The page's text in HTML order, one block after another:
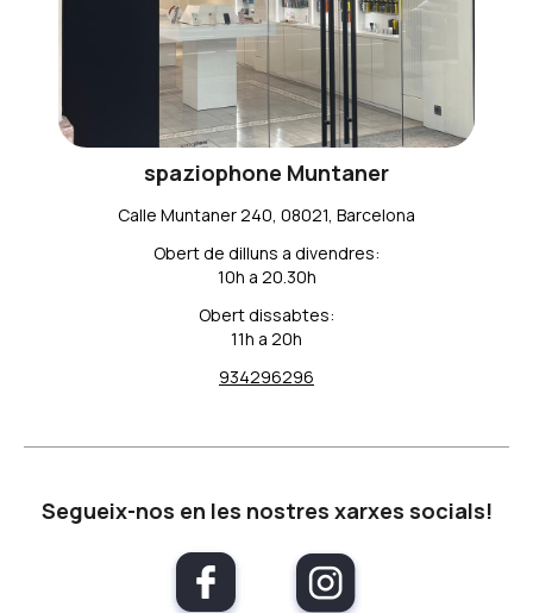
spaziophone Muntaner
Calle Muntaner 240, 08021, Barcelona
Obert de dilluns a divendres:
10h a 20.30h
Obert dissabtes:
11h a 20h
934296296
Segueix-nos en les nostres xarxes socials!